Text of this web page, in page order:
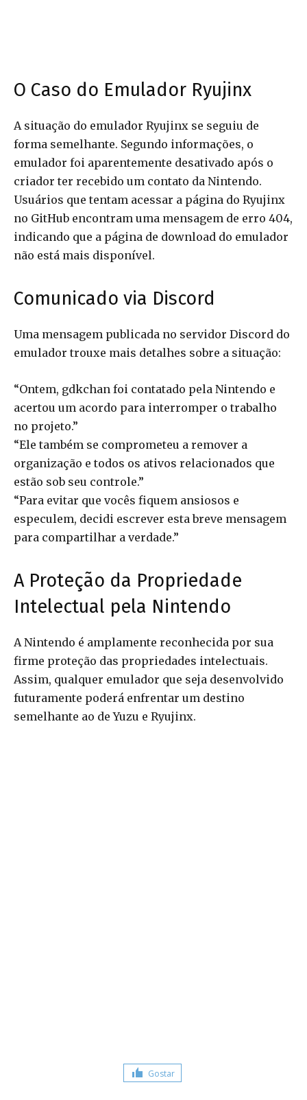
O Caso do Emulador Ryujinx
A situação do emulador Ryujinx se seguiu de
forma semelhante. Segundo informações, o
emulador foi aparentemente desativado após o
criador ter recebido um contato da Nintendo.
Usuários que tentam acessar a página do Ryujinx
no GitHub encontram uma mensagem de erro 404,
indicando que a página de download do emulador
não está mais disponível.
Comunicado via Discord
Uma mensagem publicada no servidor Discord do
emulador trouxe mais detalhes sobre a situação:
“Ontem, gdkchan foi contatado pela Nintendo e
acertou um acordo para interromper o trabalho
no projeto.”
“Ele também se comprometeu a remover a
organização e todos os ativos relacionados que
estão sob seu controle.”
“Para evitar que vocês fiquem ansiosos e
especulem, decidi escrever esta breve mensagem
para compartilhar a verdade.”
A Proteção da Propriedade
Intelectual pela Nintendo
A Nintendo é amplamente reconhecida por sua
firme proteção das propriedades intelectuais.
Assim, qualquer emulador que seja desenvolvido
futuramente poderá enfrentar um destino
semelhante ao de Yuzu e Ryujinx.
Gostar